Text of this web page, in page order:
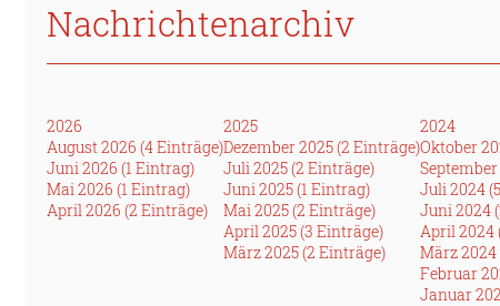
Nachrichtenarchiv
2026
August 2026 (4 Einträge)
Juni 2026 (1 Eintrag)
Mai 2026 (1 Eintrag)
April 2026 (2 Einträge)
2025
Dezember 2025 (2 Einträge)
Juli 2025 (2 Einträge)
Juni 2025 (1 Eintrag)
Mai 2025 (2 Einträge)
April 2025 (3 Einträge)
März 2025 (2 Einträge)
2024
Oktober
Juli 2024
Juni 2024
April 2024
März 2024
Februar
Januar